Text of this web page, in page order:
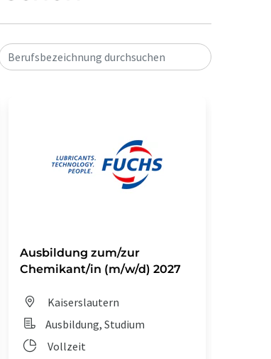
Berufsbezeichnung durchsuchen
Ausbildung zum/zur
Chemikant/in (m/w/d) 2027
Kaiserslautern
Ausbildung, Studium
Vollzeit